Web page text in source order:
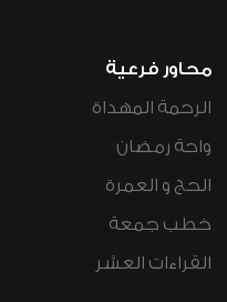
محاور فرعية
الرحمة المهداة
واحة رمضان
الحج و العمرة
خطب جمعة
القراءات العشر